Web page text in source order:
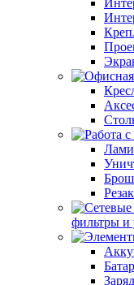
фильтры и